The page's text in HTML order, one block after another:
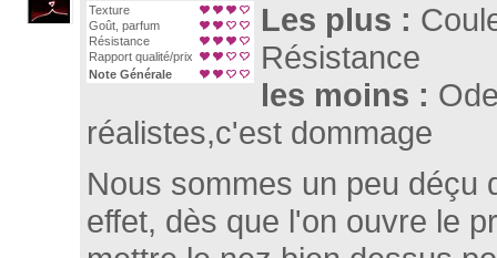
Texture
Goût, parfum
Résistance
Rapport qualité/prix
Note Générale
Les plus :
Résistance
les moins :
réalistes,c'est dommage
Nous sommes un peu déçu
effet, dès que l'on ouvre le